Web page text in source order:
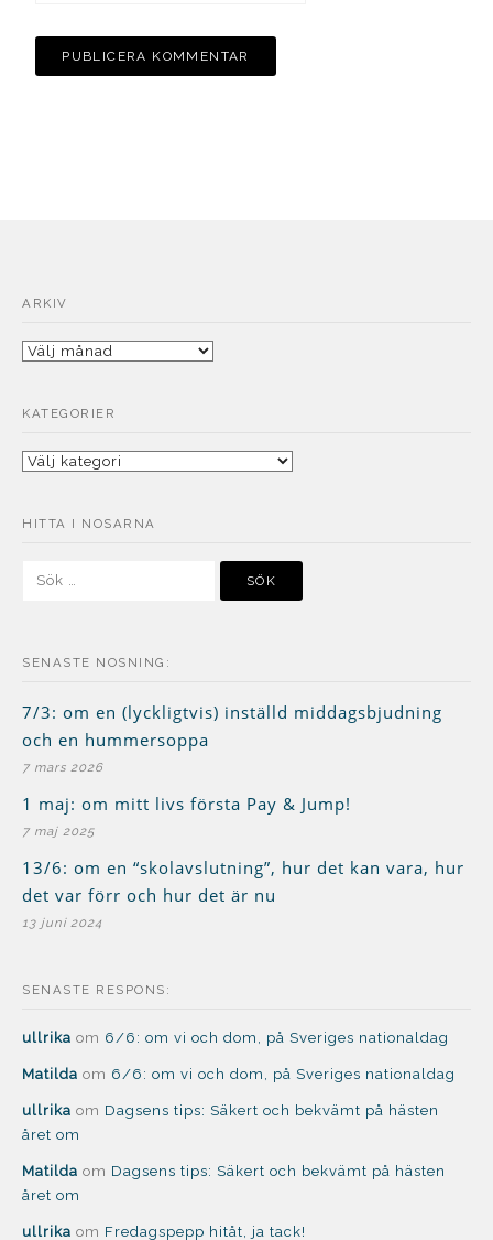
ARKIV
Arkiv
KATEGORIER
Kategorier
HITTA I NOSARNA
SENASTE NOSNING:
7/3: om en (lyckligtvis) inställd middagsbjudning
och en hummersoppa
7 mars 2026
1 maj: om mitt livs första Pay & Jump!
7 maj 2025
13/6: om en “skolavslutning”, hur det kan vara, hur
det var förr och hur det är nu
13 juni 2024
SENASTE RESPONS:
ullrika om 6/6: om vi och dom, på Sveriges nationaldag
Matilda om 6/6: om vi och dom, på Sveriges nationaldag
ullrika om Dagsens tips: Säkert och bekvämt på hästen
året om
Matilda om Dagsens tips: Säkert och bekvämt på hästen
året om
ullrika om Fredagspepp hitåt, ja tack!